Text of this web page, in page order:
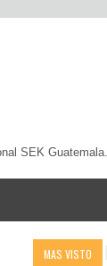
SEK Guatemala.
MAS VISTO